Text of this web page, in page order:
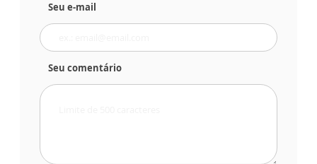
Seu e-mail
Seu comentário